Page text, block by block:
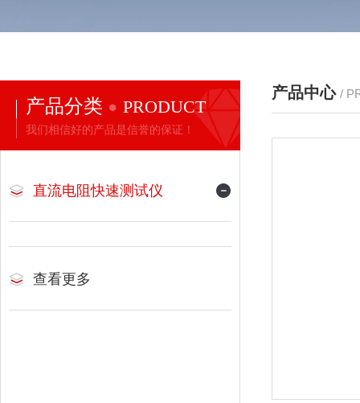
产品分类 PRODUCT
我们相信好的产品是信誉的保证！
直流电阻快速测试仪
查看更多
产品中心 /